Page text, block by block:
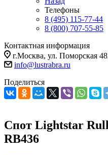
Телефоны
8 (495) 115-77-44
8 (800) 707-55-85
Контактная информация
г.Москва, ул. Поморская
info@lustrabra.ru
Поделиться
Спот Lightstar
RB436